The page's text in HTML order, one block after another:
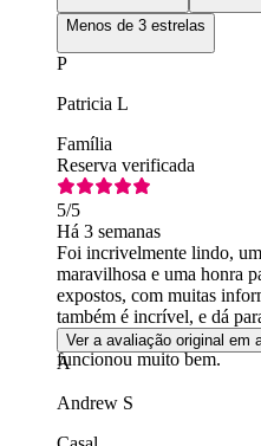
Menos de 3 estrelas
P
Patricia L
Família
Reserva verificada
5/5
Há 3 semanas
Foi incrivelmente lindo,
maravilhosa e uma honra
expostos, com muitas
também é incrível, e dá
para a galeria. A troca dos
funcionou muito bem.
Ver a avaliação original em
A
Andrew S